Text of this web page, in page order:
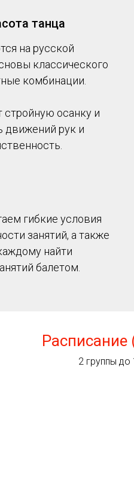
танца
на русской
классического
комбинации.
стройную осанку и
движений рук и
гибкие условия
занятий, а также
найти
балетом.
Расписание
2 группы до